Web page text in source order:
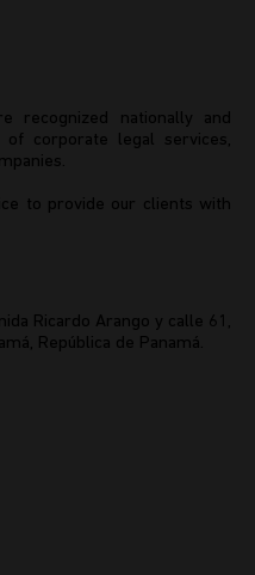
recognized nationally and
corporate legal services,
to provide our clients with
Ricardo Arango y calle 61,
República de Panamá.